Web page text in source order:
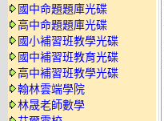
國中命題題庫光碟
高中命題題庫光碟
國小補習班教學光碟
國中補習班教育光碟
高中補習班教學光碟
翰林雲端學院
林晟老師數學